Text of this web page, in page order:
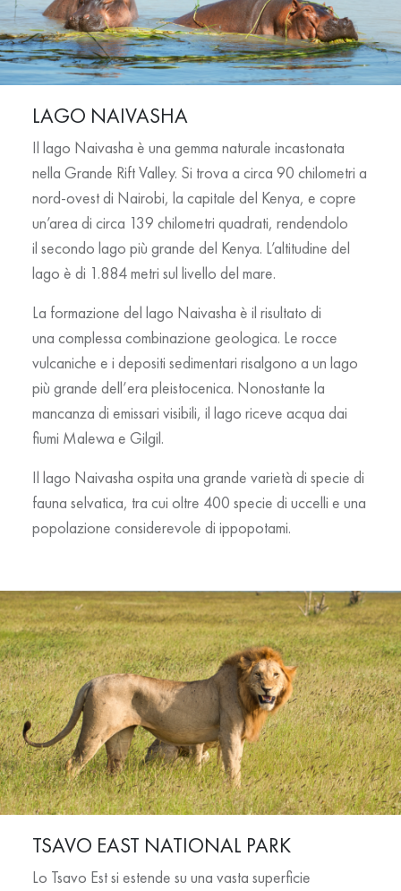
LAGO NAIVASHA
Il lago Naivasha è una gemma naturale incastonata
nella Grande Rift Valley. Si trova a circa 90 chilometri a
nord-ovest di Nairobi, la capitale del Kenya, e copre
un’area di circa 139 chilometri quadrati, rendendolo
il secondo lago più grande del Kenya. L’altitudine del
lago è di 1.884 metri sul livello del mare.
La formazione del lago Naivasha è il risultato di
una complessa combinazione geologica. Le rocce
vulcaniche e i depositi sedimentari risalgono a un lago
più grande dell’era pleistocenica. Nonostante la
mancanza di emissari visibili, il lago riceve acqua dai
fiumi Malewa e Gilgil.
Il lago Naivasha ospita una grande varietà di specie di
fauna selvatica, tra cui oltre 400 specie di uccelli e una
popolazione considerevole di ippopotami.
TSAVO EAST NATIONAL PARK
Lo Tsavo Est si estende su una vasta superficie